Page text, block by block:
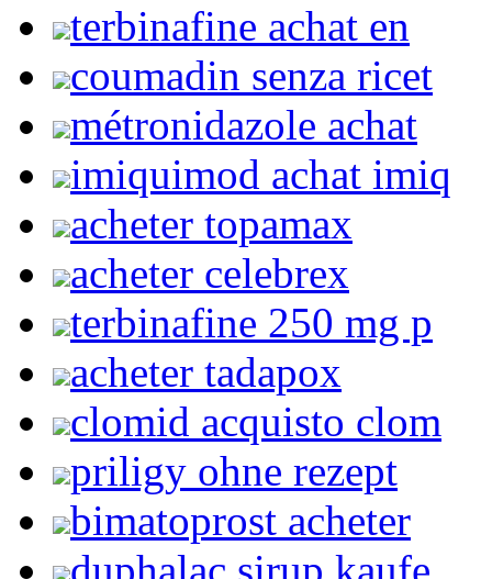
terbinafine achat en
coumadin senza ricet
métronidazole achat
imiquimod achat imiq
acheter topamax
acheter celebrex
terbinafine 250 mg p
acheter tadapox
clomid acquisto clom
priligy ohne rezept
bimatoprost acheter
duphalac sirup kaufe